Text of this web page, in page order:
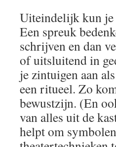
Uiteindelijk kun je
Een spreuk
schrijven en dan
of uitsluitend in
je zintuigen aan
een ritueel. Zo
bewustzijn. (En
van alles uit de
helpt om